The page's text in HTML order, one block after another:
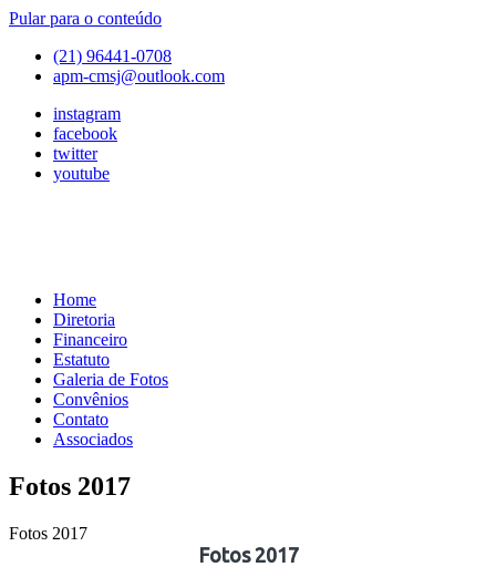
Pular para o conteúdo
(21) 96441-0708
apm-cmsj@outlook.com
instagram
facebook
twitter
youtube
APM
Associação
Pais
Mestres
Colégio
São
José
Home
Diretoria
Financeiro
Estatuto
Galeria de Fotos
Convênios
Contato
Associados
Fotos 2017
Fotos 2017
Fotos 2017